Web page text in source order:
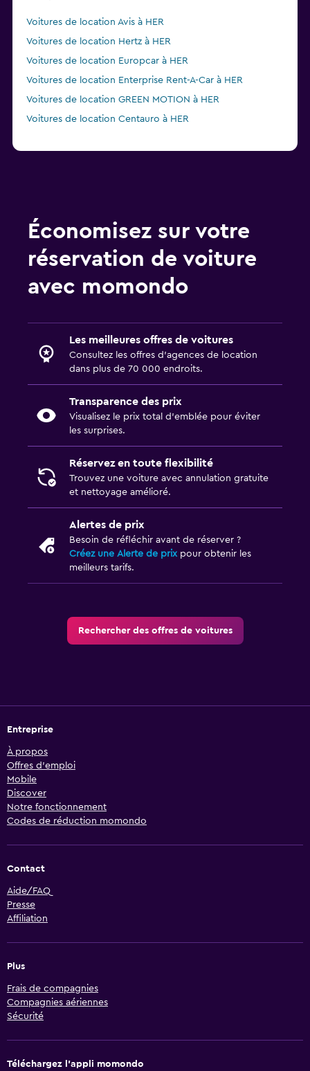
Voitures de location Avis à HER
Voitures de location Hertz à HER
Voitures de location Europcar à HER
Voitures de location Enterprise Rent-A-Car à HER
Voitures de location GREEN MOTION à HER
Voitures de location Centauro à HER
Économisez sur votre
réservation de voiture
avec momondo
Les meilleures offres de voitures
Consultez les offres d’agences de location
dans plus de 70 000 endroits.
Transparence des prix
Visualisez le prix total d’emblée pour éviter
les surprises.
Réservez en toute flexibilité
Trouvez une voiture avec annulation gratuite
et nettoyage amélioré.
Alertes de prix
Besoin de réfléchir avant de réserver ?
Créez une Alerte de prixpour obtenir les
meilleurs tarifs.
Rechercher des offres de voitures
Entreprise
À propos
Offres d’emploi
Mobile
Discover
Notre fonctionnement
Codes de réduction momondo
Contact
Aide/FAQ
Presse
Affiliation
Plus
Frais de compagnies
Compagnies aériennes
Sécurité
Téléchargez l’appli momondo